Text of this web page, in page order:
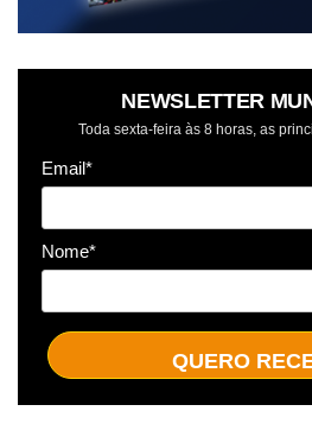
NEWSLETTER
Toda sexta-feira às 8 horas, as
Email*
Nome*
QUERO